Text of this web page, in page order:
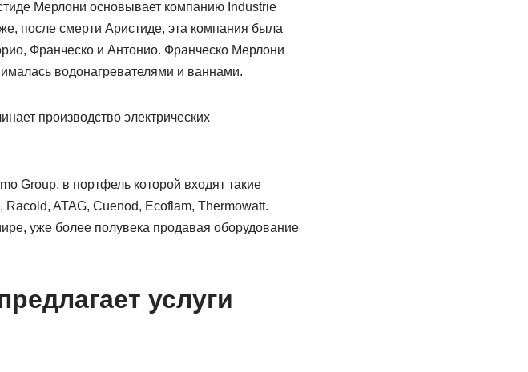
Мерлони основывает компанию Industrie
после смерти Аристиде, эта компания была
Франческо и Антонио. Франческо Мерлони
водонагревателями и ваннами.
производство электрических
Group, в портфель которой входят такие
ATAG, Cuenod, Ecoflam, Thermowatt.
уже более полувека продавая оборудование
услуги